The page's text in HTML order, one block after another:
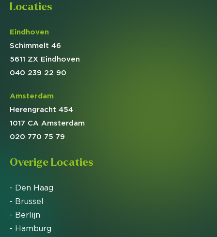
Locaties
Eindhoven
Schimmelt 46
5611 ZX Eindhoven
040 239 22 90
Amsterdam
Herengracht 454
1017 CA Amsterdam
020 770 75 79
Overige Locaties
- Den Haag
- Brussel
- Berlijn
- Hamburg